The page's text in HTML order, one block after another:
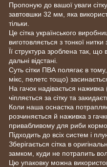
Пропоную до вашої уваги
завтовшки 32 мм, яка
тільки.
Це сітка українського
виготовляється з тонкої
Її структура зроблена так,
дальні відстані.
Суть сітки ПВА полягає в
мікс, пелетс тощо)
На гачок надівається наживка
чіпляється за сітку та
Коли наша оснастка
розчиняється й наживка з
привабливому для риби
Підходить до всіх систем і
Зберігається сітка в
замком, куди не потрапить
Цю упаковку можна